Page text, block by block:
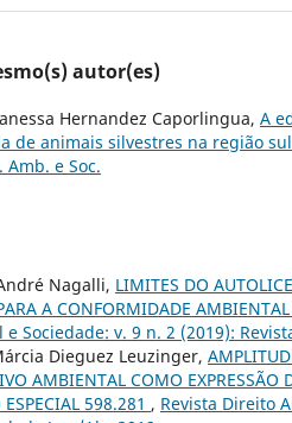
autor(es)
Hernandez Caporlingua, A
de animais silvestres na região
Amb. e Soc.
Nagalli, LIMITES DO
A CONFORMIDADE
Sociedade: v. 9 n. 2 (2019):
Dieguez Leuzinger,
AMBIENTAL COMO
598.281 , Revista Direito